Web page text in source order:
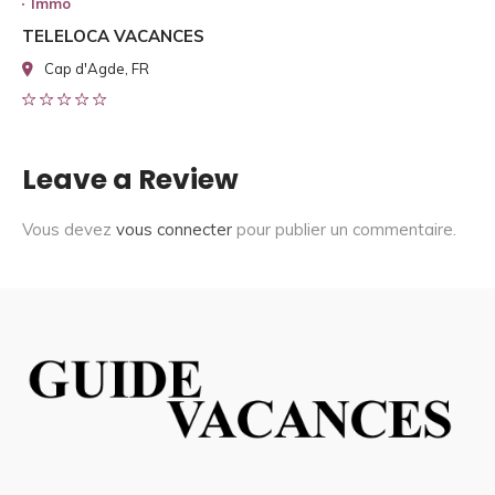
TELELOCA VACANCES
Cap d'Agde, FR
Leave a Review
Vous devez vous connecter pour publier un commentaire.